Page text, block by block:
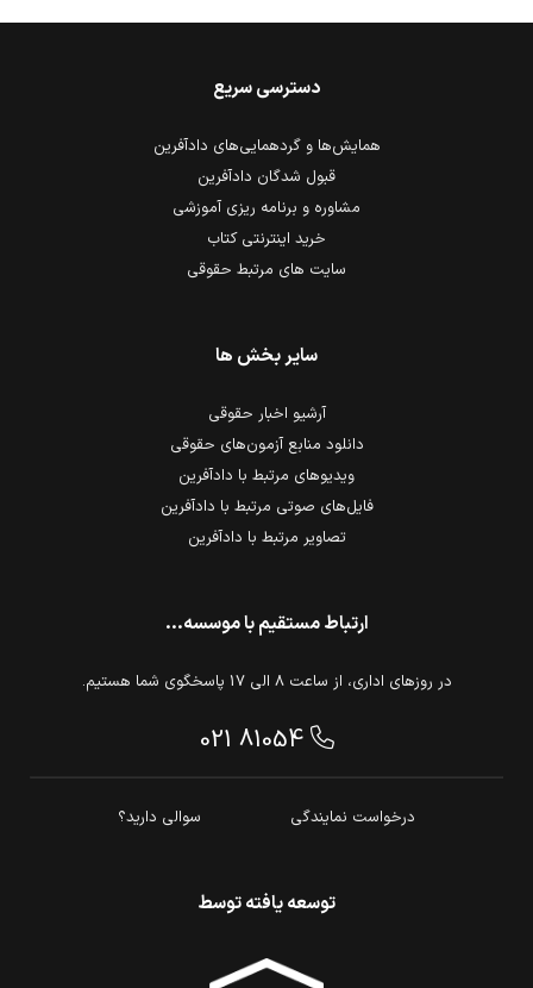
ارتباط مستقیم با موسسه...
در روزهای اداری، از ساعت 8 الی 17 پاسخگوی شما هستیم.
021 81054
درخواست نمایندگی سوالی دارید؟
دسترسی سریع
همایش‌ها و گردهمایی‌های دادآفرین
قبول شدگان دادآفرین
مشاوره و برنامه ریزی آموزشی
خرید اینترنتی کتاب
سایت های مرتبط حقوقی
سایر بخش ها
آرشیو اخبار حقوقی
دانلود منابع آزمون‌های حقوقی
ویدیوهای مرتبط با دادآفرین
فایل‌های صوتی مرتبط با دادآفرین
تصاویر مرتبط با دادآفرین
توسعه یافته توسط